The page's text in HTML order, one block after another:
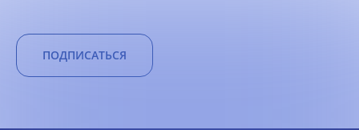
ПОДПИСАТЬСЯ